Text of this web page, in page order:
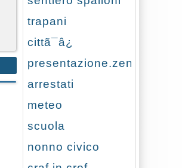
trapani
cittã¯â¿
presentazione.zen
arrestati
meteo
scuola
nonno civico